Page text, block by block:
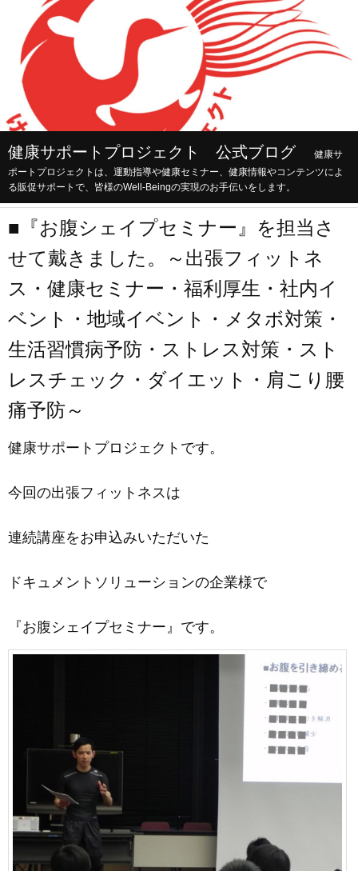
健康サポートプロジェクト 公式ブログ
健康サ
ポートプロジェクトは、運動指導や健康セミナー、健康情報やコンテンツによ
る販促サポートで、皆様のWell-Beingの実現のお手伝いをします。
■『お腹シェイプセミナー』を担当さ
せて戴きました。～出張フィットネ
ス・健康セミナー・福利厚生・社内イ
ベント・地域イベント・メタボ対策・
生活習慣病予防・ストレス対策・スト
レスチェック・ダイエット・肩こり腰
痛予防～
健康サポートプロジェクトです。
今回の出張フィットネスは
連続講座をお申込みいただいた
ドキュメントソリューションの企業様で
『お腹シェイプセミナー』です。